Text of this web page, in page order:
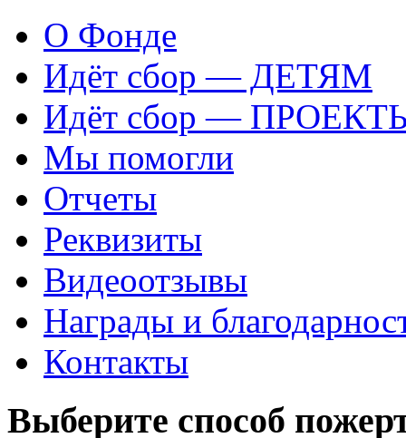
О Фонде
Идёт сбор — ДЕТЯМ
Идёт сбор —
Мы помогли
Отчеты
Реквизиты
Видеоотзывы
Награды и
Контакты
Выберите способ